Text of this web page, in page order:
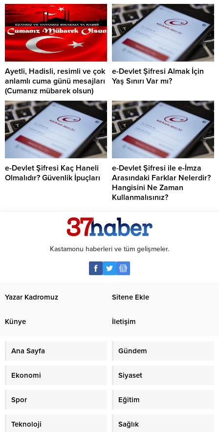
Ayetli, Hadisli, resimli ve çok
anlamlı cuma günü mesajları
(Cumanız mübarek olsun)
e-Devlet Şifresi Almak İçin
Yaş Sınırı Var mı?
e-Devlet Şifresi Kaç Haneli
Olmalıdır? Güvenlik İpuçları
e-Devlet Şifresi ile e-İmza
Arasındaki Farklar Nelerdir?
Hangisini Ne Zaman
Kullanmalısınız?
Kastamonu haberleri ve tüm gelişmeler.
Yazar Kadromuz Sitene Ekle
Künye İletişim
Ana Sayfa Gündem
Ekonomi Siyaset
Spor Eğitim
Teknoloji Sağlık